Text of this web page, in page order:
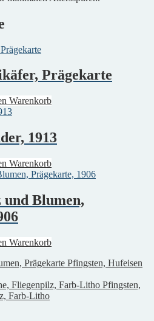
Prägekarte
Warenkorb
1913
Warenkorb
und Blumen,
Warenkorb
Pfingsten, Hufeisen
Pfingsten,
Farb-Litho